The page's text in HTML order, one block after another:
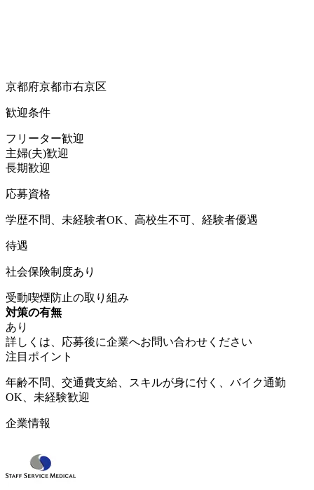
京都府京都市右京区
歓迎条件
フリーター歓迎
主婦(夫)歓迎
長期歓迎
応募資格
学歴不問、未経験者OK、高校生不可、経験者優遇
待遇
社会保険制度あり
受動喫煙防止の取り組み
対策の有無
あり
詳しくは、応募後に企業へお問い合わせください
注目ポイント
年齢不問、交通費支給、スキルが身に付く、バイク通勤
OK、未経験歓迎
企業情報